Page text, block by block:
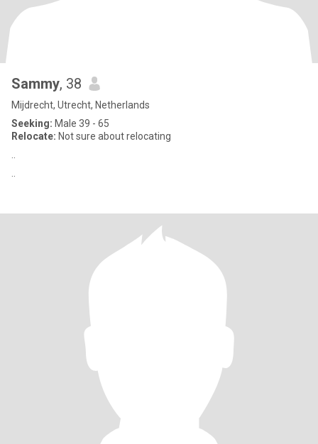
Sammy, 38
Mijdrecht, Utrecht, Netherlands
Seeking: Male 39 - 65
Relocate: Not sure about relocating